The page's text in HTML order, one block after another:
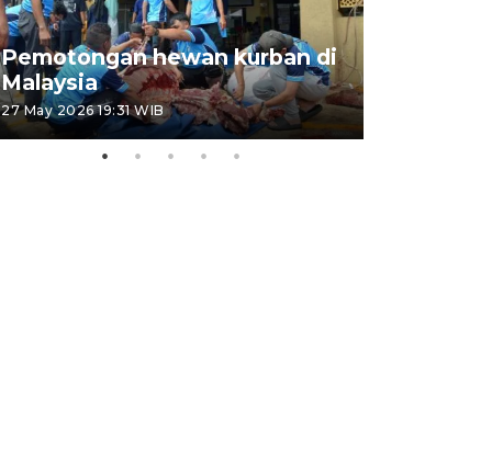
Pemotongan hewan kurban di
Malaysia
27 May 2026 19:31 WIB